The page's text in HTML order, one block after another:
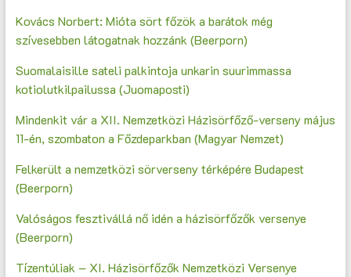
Kovács Norbert: Mióta sört főzök a barátok még
szívesebben látogatnak hozzánk (Beerporn)
Suomalaisille sateli palkintoja unkarin suurimmassa
kotiolutkilpailussa (Juomaposti)
Mindenkit vár a XII. Nemzetközi Házisörfőző-verseny május
11-én, szombaton a Főzdeparkban (Magyar Nemzet)
Felkerült a nemzetközi sörverseny térképére Budapest
(Beerporn)
Valóságos fesztivállá nő idén a házisörfőzők versenye
(Beerporn)
Tízentúliak – XI. Házisörfőzők Nemzetközi Versenye